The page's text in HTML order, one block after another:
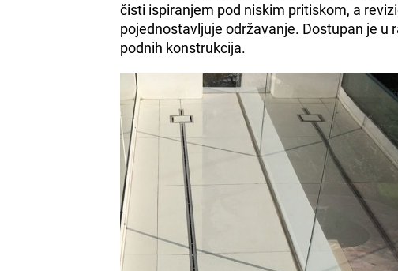
čisti ispiranjem pod niskim pritiskom, a
pojednostavljuje održavanje. Dostupan je u
podnih konstrukcija.